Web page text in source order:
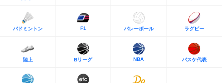
バドミントン F1 バレーボール ラグビー
陸上 Bリーグ NBA バスケ代表